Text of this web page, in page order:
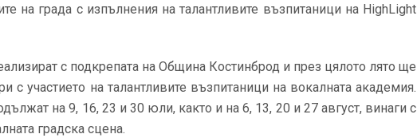
на града с изпълнения на талантливите възпитаници на HighLight
с подкрепата на Община Костинброд и през цялото лято ще
с участието на талантливите възпитаници на вокалната академия.
на 9, 16, 23 и 30 юли, както и на 6, 13, 20 и 27 август, винаги с
градска сцена.